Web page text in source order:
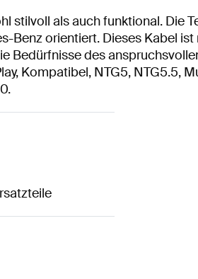
stilvoll als auch funktional.
orientiert. Dieses Kabel
Bedürfnisse des
Kompatibel, NTG5, NTG5.5,